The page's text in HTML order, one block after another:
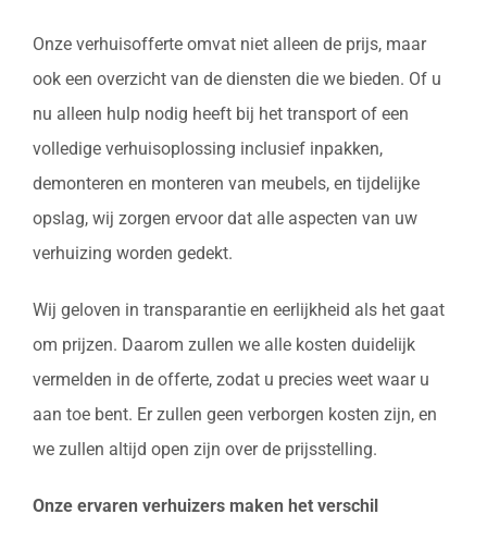
Onze verhuisofferte omvat niet alleen de prijs, maar
ook een overzicht van de diensten die we bieden. Of u
nu alleen hulp nodig heeft bij het transport of een
volledige verhuisoplossing inclusief inpakken,
demonteren en monteren van meubels, en tijdelijke
opslag, wij zorgen ervoor dat alle aspecten van uw
verhuizing worden gedekt.
Wij geloven in transparantie en eerlijkheid als het gaat
om prijzen. Daarom zullen we alle kosten duidelijk
vermelden in de offerte, zodat u precies weet waar u
aan toe bent. Er zullen geen verborgen kosten zijn, en
we zullen altijd open zijn over de prijsstelling.
Onze ervaren verhuizers maken het verschil